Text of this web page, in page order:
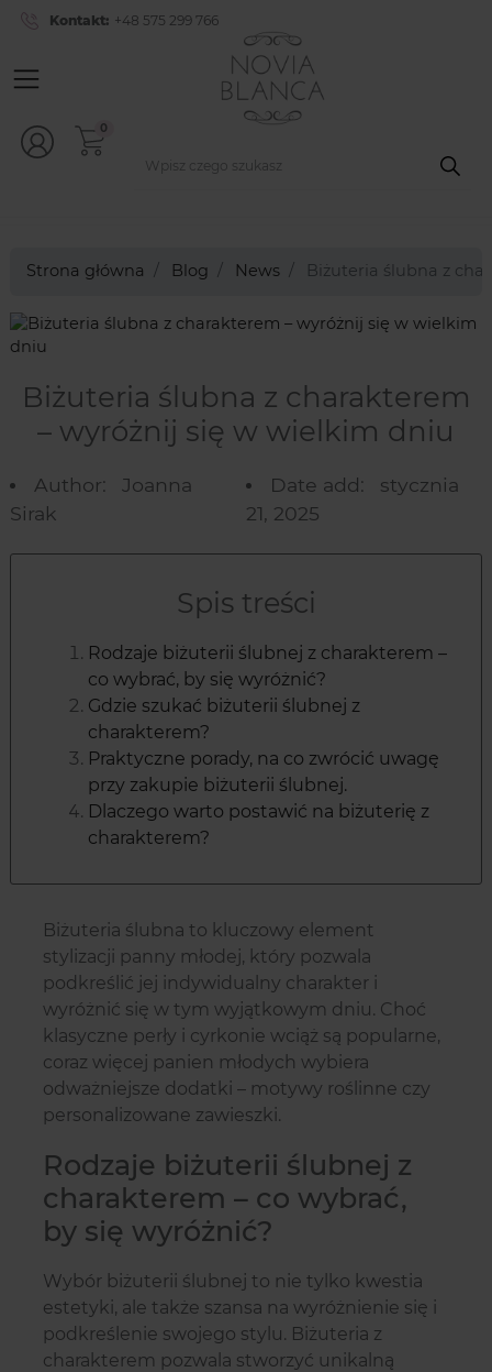
Kontakt: +48 575 299 766
0
Strona główna Blog News Biżuteria ślubna z
Biżuteria ślubna z charakterem
– wyróżnij się w wielkim dniu
Author:
Joanna
Sirak
Date add:
stycznia
21, 2025
Spis treści
Rodzaje biżuterii ślubnej z charakterem –
co wybrać, by się wyróżnić?
Gdzie szukać biżuterii ślubnej z
charakterem?
Praktyczne porady, na co zwrócić uwagę
przy zakupie biżuterii ślubnej.
Dlaczego warto postawić na biżuterię z
charakterem?
Biżuteria ślubna to kluczowy element
stylizacji panny młodej, który pozwala
podkreślić jej indywidualny charakter i
wyróżnić się w tym wyjątkowym dniu. Choć
klasyczne perły i cyrkonie wciąż są popularne,
coraz więcej panien młodych wybiera
odważniejsze dodatki – motywy roślinne czy
personalizowane zawieszki.
Rodzaje biżuterii ślubnej z
charakterem – co wybrać,
by się wyróżnić?
Wybór biżuterii ślubnej to nie tylko kwestia
estetyki, ale także szansa na wyróżnienie się i
podkreślenie swojego stylu. Biżuteria z
charakterem pozwala stworzyć unikalną